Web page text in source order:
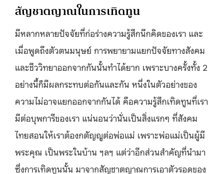
สัญชาตญาณในการเทิดทูน
มีหลากหลายปัจจัยที่ก่อร่างความรู้สึกนึกคิดของเรา และ
เมื่อพูดถึงตัวตนมนุษย์ การพยายามแยกปัจจัยทางสังคม
และชีววิทยาออกจากกันนั้นทำได้ยาก เพราะบางครั้งทั้ง 2
อย่างนี้ก็มีผลกระทบต่อกันและกัน หนึ่งในตัวอย่างของ
ความไม่อาจแยกออกจากกันได้ คือความรู้สึกเทิดทูนที่เรา
มีต่อบุพการีของเรา แน่นอนว่านั่นเป็นสิ่งแรกๆ ที่สังคม
ไทยสอนให้เราต้องกตัญญูต่อพ่อแม่ เพราะพ่อแม่เป็นผู้มี
พระคุณ เป็นพระในบ้าน ฯลฯ แต่ว่าอีกส่วนสำคัญที่นำมา
ซึ่งการเทิดทูนนั้น มาจากสัญชาตญาณการเอาตัวรอดของ